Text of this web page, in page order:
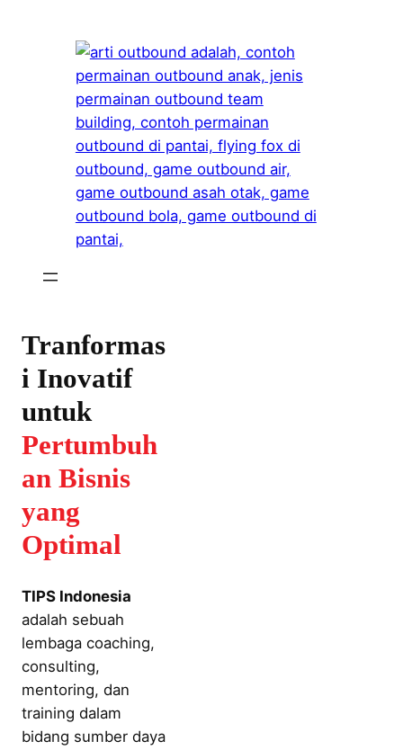
Tranformas
i Inovatif
untuk
Pertumbuh
an Bisnis
yang
Optimal
TIPS Indonesia
adalah sebuah
lembaga coaching,
consulting,
mentoring, dan
training dalam
bidang sumber daya